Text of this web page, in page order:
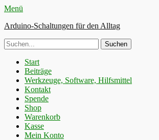
Menü
Arduino-Schaltungen für den Alltag
Suche
nach:
Primäres
Menü
Zum
Inhalt
springen
Start
Beiträge
Werkzeuge, Software, Hilfsmittel
Kontakt
Spende
Shop
Warenkorb
Kasse
Mein Konto